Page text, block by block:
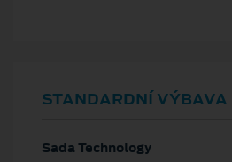
STANDARDNÍ VÝBAVA
Sada Technology